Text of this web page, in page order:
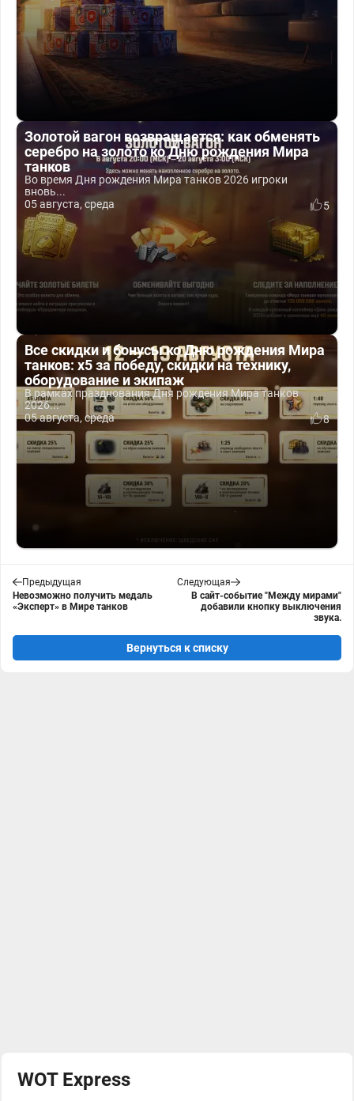
Золотой вагон возвращается: как обменять
серебро на золото ко Дню рождения Мира
танков
Во время Дня рождения Мира танков 2026 игроки
вновь...
05 августа, среда
5
Все скидки и бонусы ко Дню рождения Мира
танков: x5 за победу, скидки на технику,
оборудование и экипаж
В рамках празднования Дня рождения Мира танков
2026...
05 августа, среда
8
Предыдущая
Невозможно получить медаль
«Эксперт» в Мире танков
Следующая
В сайт-событие "Между мирами"
добавили кнопку выключения
звука.
Вернуться к списку
WOT Express